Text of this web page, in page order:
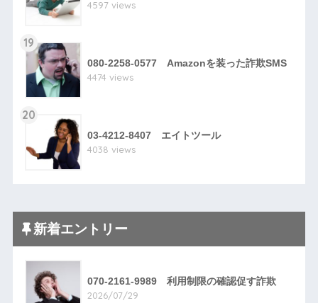
4597 views
19
080-2258-0577 Amazonを装った詐欺SMS
4474 views
20
03-4212-8407 エイトツール
4038 views
新着エントリー
070-2161-9989 利用制限の確認促す詐欺
2026/07/29